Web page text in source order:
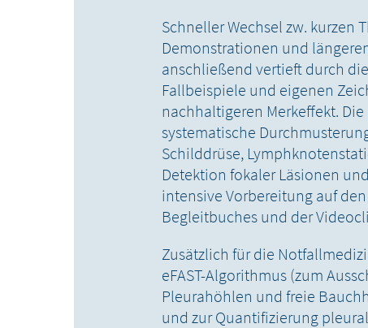
Schneller Wechsel zw. kurzen
Demonstrationen und
anschließend vertieft durch
Fallbeispiele und eigenen
nachhaltigeren Merkeffekt.
systematische
Schilddrüse,
Detektion fokaler Läsionen
intensive Vorbereitung auf
Begleitbuches und der
Zusätzlich für die
eFAST-Algorithmus (zum
Pleurahöhlen und freie
und zur Quantifizierung